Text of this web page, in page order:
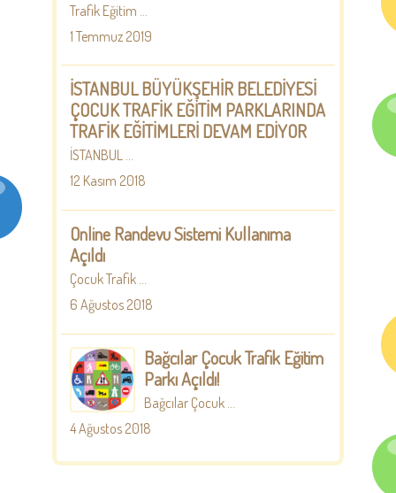
Trafik Eğitim ...
1 Temmuz 2019
İSTANBUL BÜYÜKŞEHİR BELEDİYESİ
ÇOCUK TRAFİK EĞİTİM PARKLARINDA
TRAFİK EĞİTİMLERİ DEVAM EDİYOR
İSTANBUL ...
12 Kasım 2018
Online Randevu Sistemi Kullanıma
Açıldı
Çocuk Trafik ...
6 Ağustos 2018
Bağcılar Çocuk Trafik Eğitim
Parkı Açıldı!
Bağcılar Çocuk ...
4 Ağustos 2018